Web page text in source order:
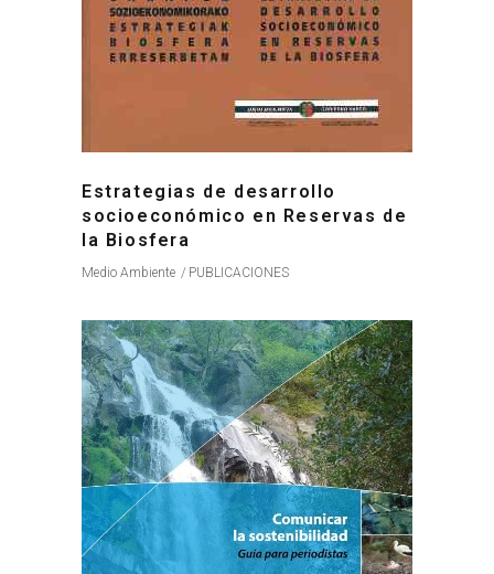
Estrategias de desarrollo
socioeconómico en Reservas de
la Biosfera
Medio Ambiente PUBLICACIONES